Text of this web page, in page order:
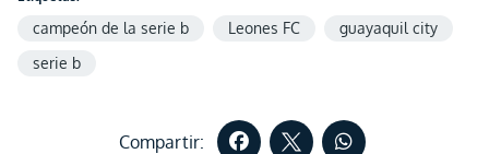
campeón de la serie b Leones FC
guayaquil city
serie b
Compartir: